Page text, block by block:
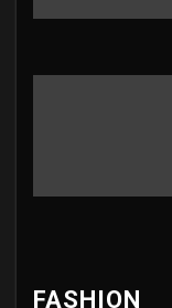
FASHION